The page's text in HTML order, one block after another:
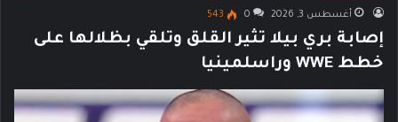
أغسطس 3, 2026 0
543
إصابة بري بيلا تثير القلق وتلقي بظلالها على
خطط WWE وراسلمينيا